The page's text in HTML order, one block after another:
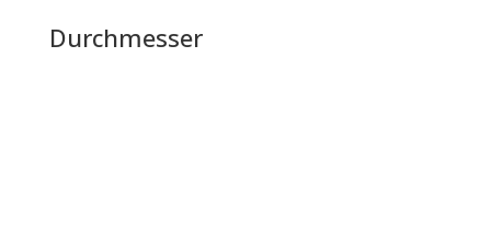
Durchmesser